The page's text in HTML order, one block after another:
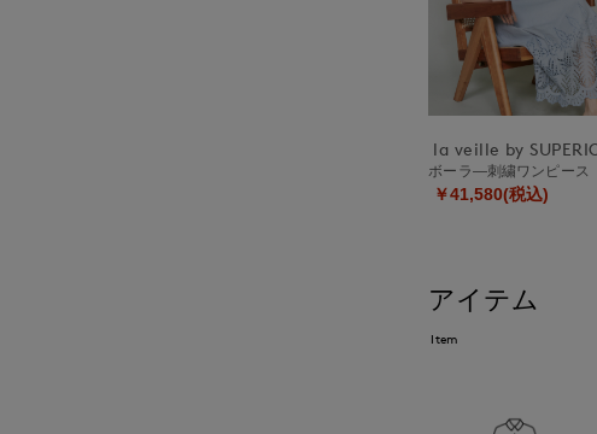
ボーラ―刺繍ワンピース
￥41,580(税込)
アイテム
Item